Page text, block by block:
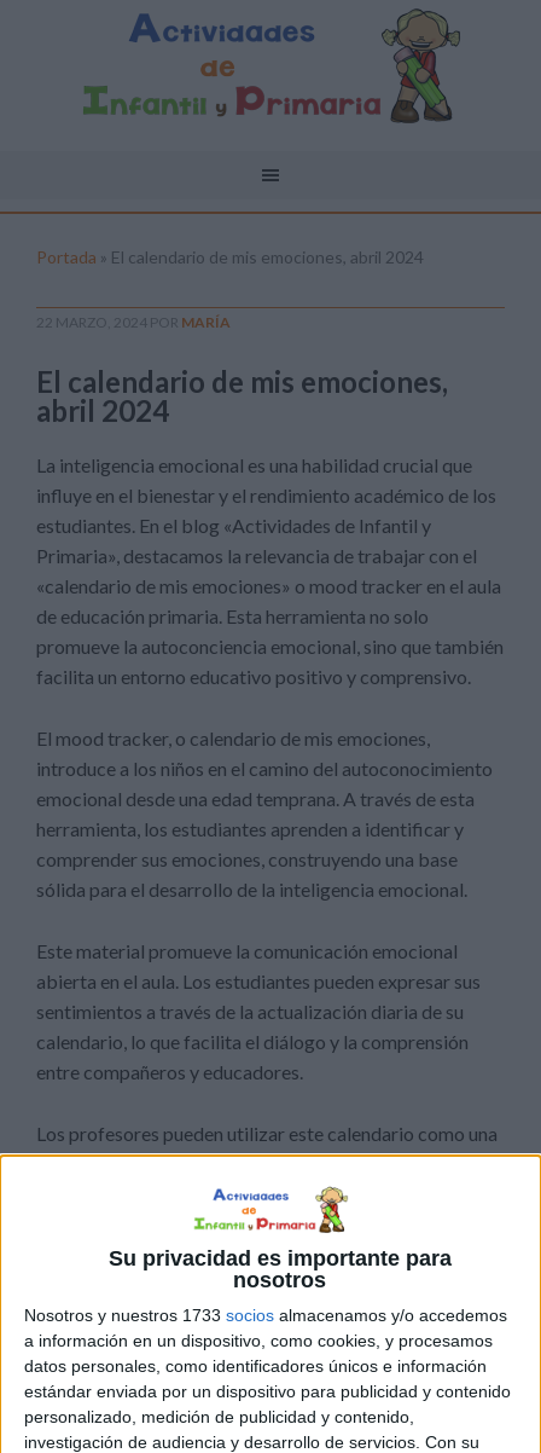
Su privacidad es importante para
nosotros
Nosotros y nuestros 1733 socios almacenamos y/o accedemos
a información en un dispositivo, como cookies, y procesamos
datos personales, como identificadores únicos e información
estándar enviada por un dispositivo para publicidad y contenido
personalizado, medición de publicidad y contenido,
investigación de audiencia y desarrollo de servicios. Con su
Portada » El calendario de mis emociones, abril 2024
22 MARZO, 2024 POR MARÍA
El calendario de mis emociones,
abril 2024
La inteligencia emocional es una habilidad crucial que
influye en el bienestar y el rendimiento académico de los
estudiantes. En el blog «Actividades de Infantil y
Primaria», destacamos la relevancia de trabajar con el
«calendario de mis emociones» o mood tracker en el aula
de educación primaria. Esta herramienta no solo
promueve la autoconciencia emocional, sino que también
facilita un entorno educativo positivo y comprensivo.
El mood tracker, o calendario de mis emociones,
introduce a los niños en el camino del autoconocimiento
emocional desde una edad temprana. A través de esta
herramienta, los estudiantes aprenden a identificar y
comprender sus emociones, construyendo una base
sólida para el desarrollo de la inteligencia emocional.
Este material promueve la comunicación emocional
abierta en el aula. Los estudiantes pueden expresar sus
sentimientos a través de la actualización diaria de su
calendario, lo que facilita el diálogo y la comprensión
entre compañeros y educadores.
Los profesores pueden utilizar este calendario como una
herramienta para fortalecer las relaciones con sus
estudiantes. El conocimiento profundo de las emociones
de los estudiantes permite a los profesores adaptar su
enfoque pedagógico y ofrecer el apoyo necesario para el
desarrollo emocional y académico de cada estudiante.
El seguimiento constante de las emociones fomenta la
construcción de resiliencia emocional. Los estudiantes
aprenden a enfrentar desafíos de manera positiva,
comprendiendo que las emociones son parte integral de